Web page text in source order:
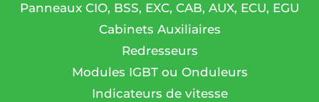
Panneaux CIO, BSS, EXC, CAB, AUX, ECU, EGU
Cabinets Auxiliaires
Redresseurs
Modules IGBT ou Onduleurs
Indicateurs de vitesse